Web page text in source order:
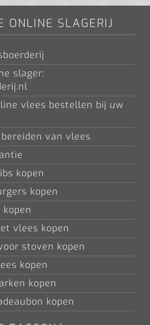
ONLINE SLAGERIJ
slager:
vlees bestellen bij uw
van vlees
kopen
kopen
vlees kopen
stoven kopen
kopen
kopen
kopen